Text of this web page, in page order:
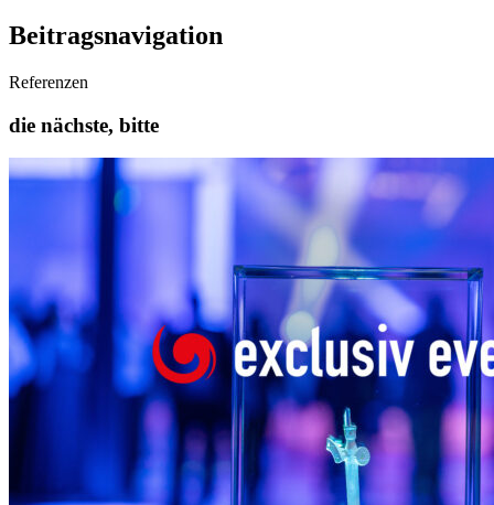
Beitragsnavigation
Referenzen
die nächste, bitte